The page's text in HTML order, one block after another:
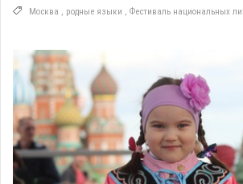
Москва родные языки Фестиваль национальных